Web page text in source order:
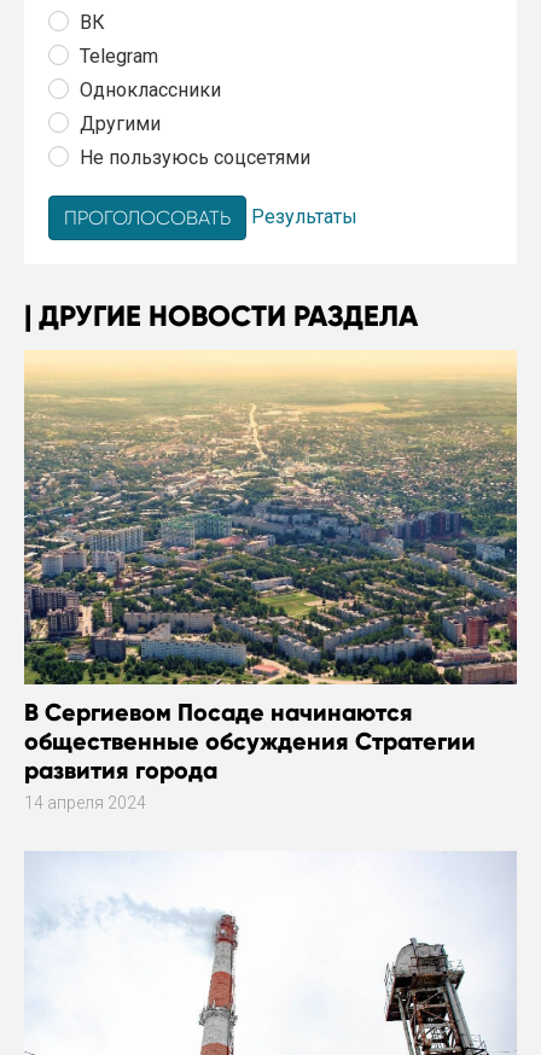
ВК
Telegram
Одноклассники
Другими
Не пользуюсь соцсетями
Результаты
ДРУГИЕ НОВОСТИ РАЗДЕЛА
В Сергиевом Посаде начинаются
общественные обсуждения Стратегии
развития города
14 апреля 2024